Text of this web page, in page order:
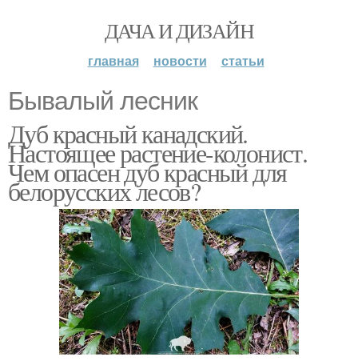
ДАЧА И ДИЗАЙН
главная новости статьи
Бывалый лесник
Дуб красный канадский.
Настоящее растение-колонист.
Чем опасен дуб красный для
белорусских лесов?